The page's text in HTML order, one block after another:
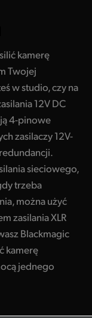
kamerę
Twojej
w studio, czy na
12V DC
4-pinowe
zasilaczy 12V-
sieciowego,
trzeba
można użyć
zasilania XLR
Blackmagic
kamerę
jednego